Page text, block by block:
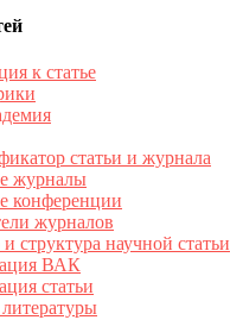
к статье
статьи и журнала
журналы
конференции
журналов
структура научной статьи
ВАК
статьи